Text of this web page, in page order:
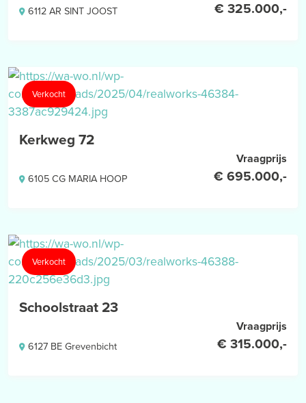
meten toe te passen voor het geven van een indicatie van de
gebruiksoppervlakte. De Meetinstructie sluit verschillen in
uitvoeren van de meting.
6112 AR SINT JOOST € 325.000,-
Verkocht
Kerkweg 72
6105 CG MARIA HOOP
Vraagprijs
€ 695.000,-
Verkocht
Schoolstraat 23
6127 BE Grevenbicht
Vraagprijs
€ 315.000,-